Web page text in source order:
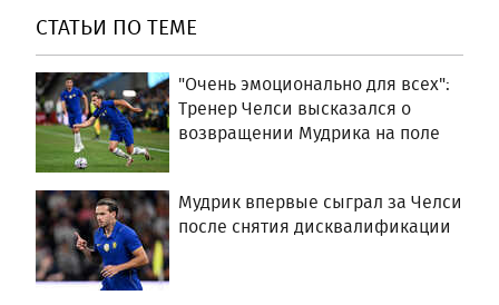
СТАТЬИ ПО ТЕМЕ
"Очень эмоционально для всех":
Тренер Челси высказался о
возвращении Мудрика на поле
Мудрик впервые сыграл за Челси
после снятия дисквалификации